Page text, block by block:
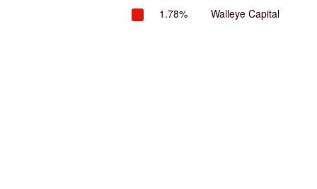
1.78%
Walleye Capital